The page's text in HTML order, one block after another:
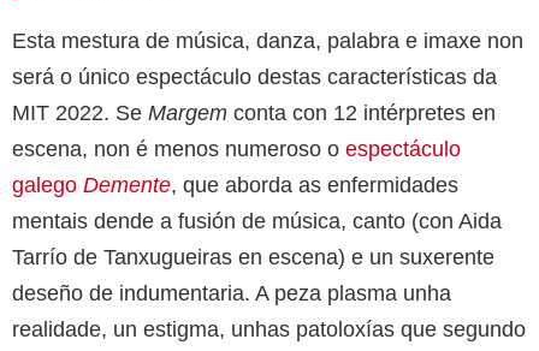
Esta mestura de música, danza, palabra e imaxe non
será o único espectáculo destas características da
MIT 2022. Se Margem conta con 12 intérpretes en
escena, non é menos numeroso o espectáculo
galego Demente, que aborda as enfermidades
mentais dende a fusión de música, canto (con Aida
Tarrío de Tanxugueiras en escena) e un suxerente
deseño de indumentaria. A peza plasma unha
realidade, un estigma, unhas patoloxías que segundo